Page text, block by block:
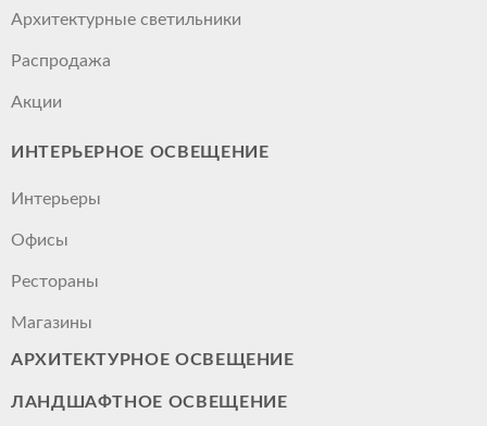
Архитектурные светильники
Распродажа
Акции
ИНТЕРЬЕРНОЕ ОСВЕЩЕНИЕ
Интерьеры
Офисы
Рестораны
Магазины
АРХИТЕКТУРНОЕ ОСВЕЩЕНИЕ
ЛАНДШАФТНОЕ ОСВЕЩЕНИЕ